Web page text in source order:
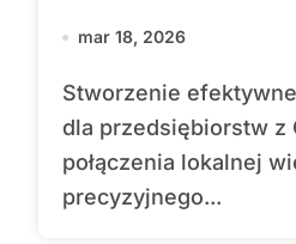
mar 18, 2026
Stworzenie efektywnej kampanii wideo
dla przedsiębiorstw z
połączenia lokalnej
precyzyjnego...